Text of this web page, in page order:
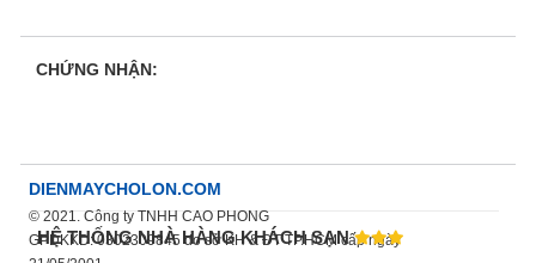
HỆ THỐNG NHÀ HÀNG KHÁCH SẠN
CHỨNG NHẬN:
DIENMAYCHOLON.COM
© 2021. Công ty TNHH CAO PHONG
GPDKKD: 0302309845 do sở KH & ĐT TP.HCM cấp ngày